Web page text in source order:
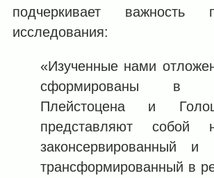
подчеркивает важность
исследования:
«Изученные нами
сформированы в
Плейстоцена и
представляют собой
законсервированный и
трансформированный в